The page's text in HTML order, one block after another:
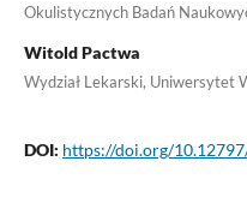
Okulistycznych Badań
Witold Pactwa
Wydział Lekarski, Uniwersytet
DOI: https://doi.org/